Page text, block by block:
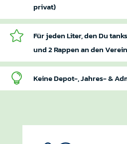
privat)

Für jeden Liter, den Du
und 2 Rappen an den
 Keine Depot-, Jahres- &